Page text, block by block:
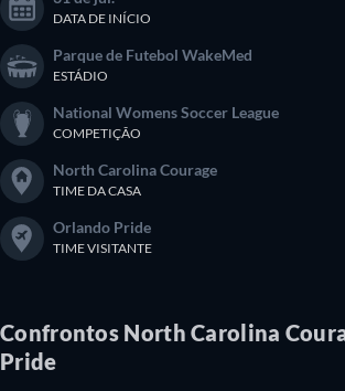
DATA DE INÍCIO
Parque de Futebol WakeMed
ESTÁDIO
National Womens Soccer League
COMPETIÇÃO
North Carolina Courage
TIME DA CASA
Orlando Pride
TIME VISITANTE
Confrontos North Carolina
Pride